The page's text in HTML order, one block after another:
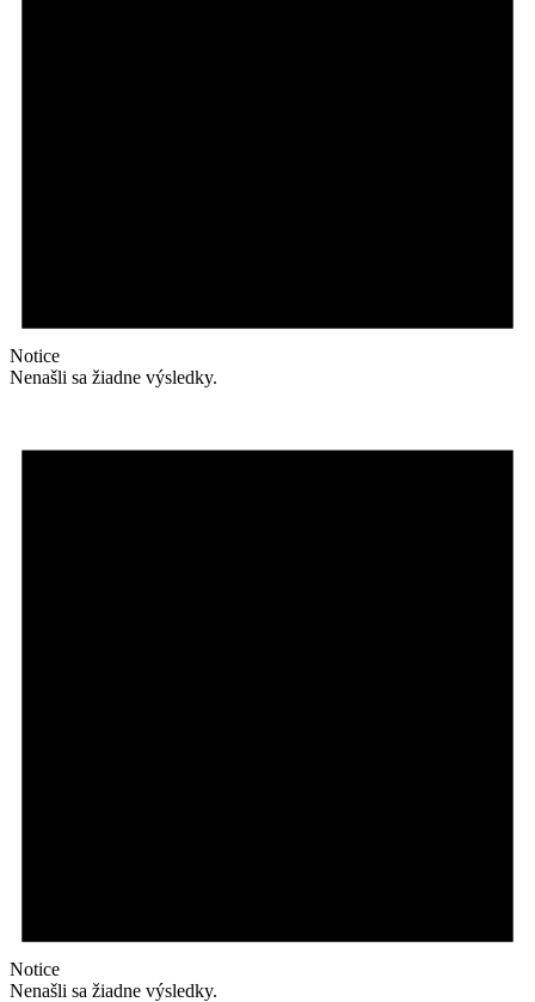
Notice
Nenašli sa žiadne výsledky.
Notice
Nenašli sa žiadne výsledky.